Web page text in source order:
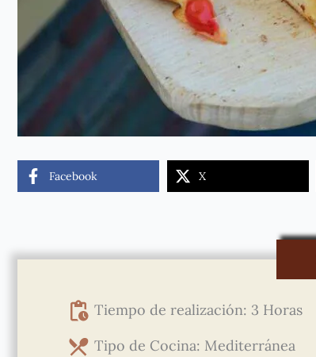
Facebook X
Tiempo de realización: 3 Horas
Tipo de Cocina: Mediterránea